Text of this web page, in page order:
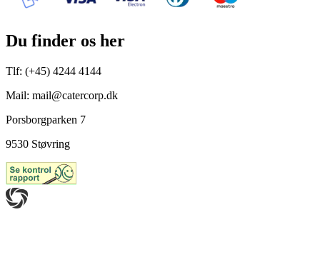
Du finder os her
Tlf: (+45) 4244 4144
Mail: mail@catercorp.dk
Porsborgparken 7
9530 Støvring